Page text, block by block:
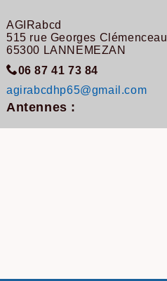
AGIRabcd
515 rue Georges Clémenceau
65300 LANNEMEZAN
06 87 41 73 84
agirabcdhp65@gmail.com
Antennes :